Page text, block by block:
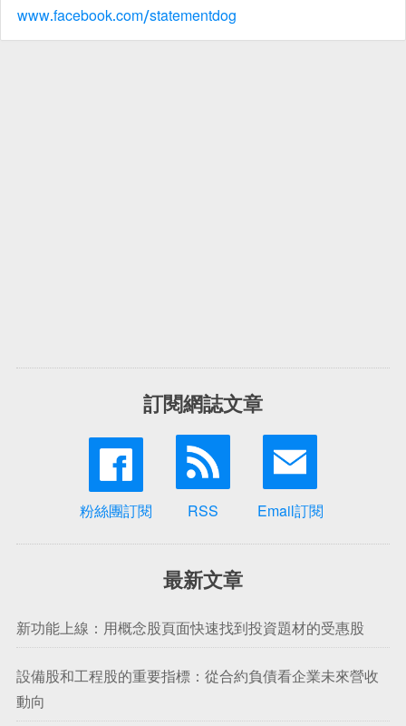
www.facebook.com/statementdog
訂閱網誌文章
粉絲團訂閱 RSS Email訂閱
最新文章
新功能上線：用概念股頁面快速找到投資題材的受惠股
設備股和工程股的重要指標：從合約負債看企業未來營收
動向